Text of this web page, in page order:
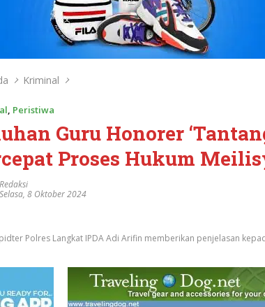
Kriminal
, Peristiwa
Guru Honorer
Proses Hukum
Redaksi
Selasa, 8 Oktober 2024
Polres Langkat IPDA Adi Arifin memberikan penjelasan